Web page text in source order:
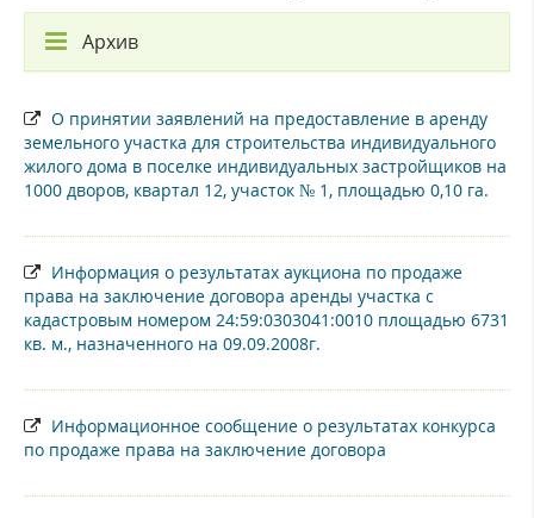
Архив
О принятии заявлений на предоставление в аренду
земельного участка для строительства индивидуального
жилого дома в поселке индивидуальных застройщиков на
1000 дворов, квартал 12, участок № 1, площадью 0,10 га.
Информация о результатах аукциона по продаже
права на заключение договора аренды участка с
кадастровым номером 24:59:0303041:0010 площадью 6731
кв. м., назначенного на 09.09.2008г.
Информационное сообщение о результатах конкурса
по продаже права на заключение договора